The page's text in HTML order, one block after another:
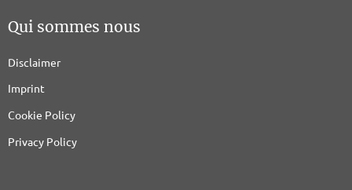
Qui sommes nous
Disclaimer
Imprint
Cookie Policy
Privacy Policy